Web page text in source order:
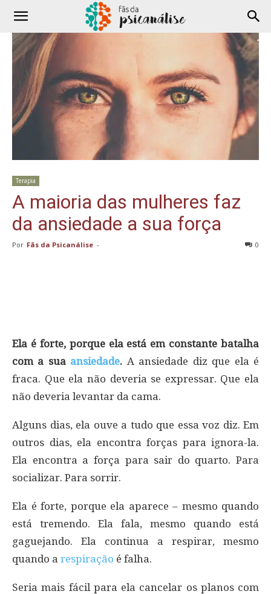
Terapia
A maioria das mulheres faz
da ansiedade a sua força
Por Fãs da Psicanálise - 0
Ela é forte, porque ela está em constante batalha
com a sua ansiedade. A ansiedade diz que ela é
fraca. Que ela não deveria se expressar. Que ela
não deveria levantar da cama.
Alguns dias, ela ouve a tudo que essa voz diz. Em
outros dias, ela encontra forças para ignora-la.
Ela encontra a força para sair do quarto. Para
socializar. Para sorrir.
Ela é forte, porque ela aparece – mesmo quando
está tremendo. Ela fala, mesmo quando está
gaguejando. Ela continua a respirar, mesmo
quando a respiração é falha.
Seria mais fácil para ela cancelar os planos com